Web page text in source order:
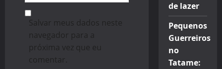
Salvar meus dados neste
navegador para a
próxima vez que eu
comentar.
de lazer
Pequenos
Guerreiros
no
Tatame: